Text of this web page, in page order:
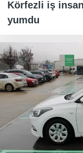
Körfezli iş
yumdu